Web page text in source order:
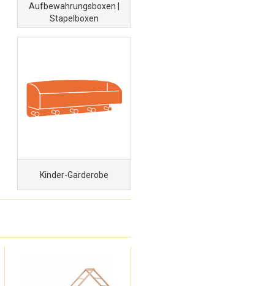
Aufbewahrungsboxen |
Stapelboxen
Kinder-Garderobe